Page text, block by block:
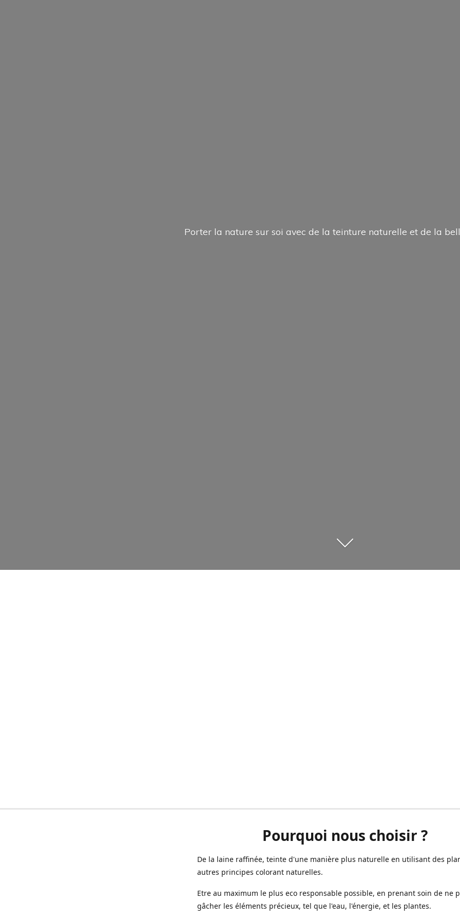
Porter la nature sur soi avec de la teinture naturelle et de la
Pourquoi nous choisir ?
De la laine raffinée, teinte d'une manière plus naturelle en utilisant des
autres principes colorant naturelles.
Etre au maximum le plus eco responsable possible, en prenant soin de ne
gâcher les éléments précieux, tel que l'eau, l'énergie, et les plantes.